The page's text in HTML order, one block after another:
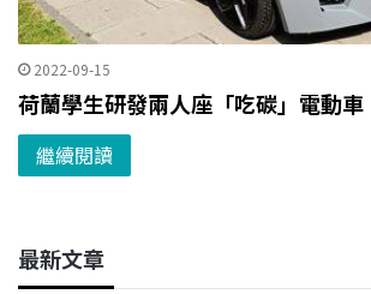
2022-09-15
荷蘭學生研發兩人座「吃碳」電動車
繼續閱讀
最新文章